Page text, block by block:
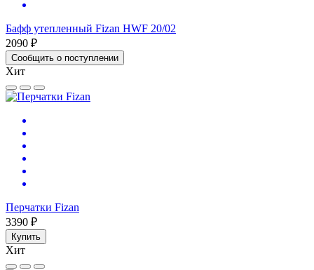
Бафф утепленный Fizan HWF 20/02
2090 ₽
Сообщить о поступлении
Хит
Перчатки Fizan
3390 ₽
Купить
Хит